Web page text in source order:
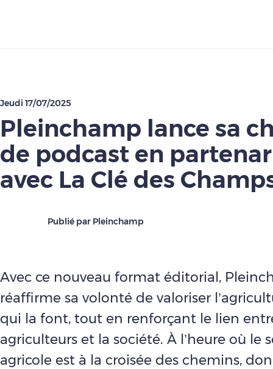
Jeudi 17/07/2025
Pleinchamp lance sa
de podcast en
avec La Clé des
Publié par Pleinchamp
Avec ce nouveau format éditorial,
réaffirme sa volonté de valoriser
qui la font, tout en renforçant le lien
agriculteurs et la société. À l’heure où le
agricole est à la croisée des chemins,